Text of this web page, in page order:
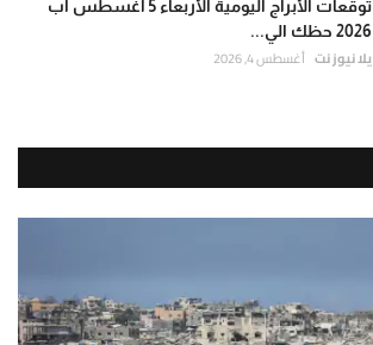
توقعات الأبراج اليومية الأربعاء 5 أغسطس آب
2026 حظك الي...
يلا نيوز نت أغسطس 4, 2026